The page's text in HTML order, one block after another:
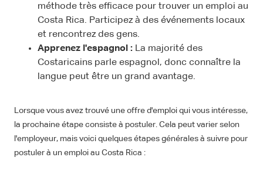
méthode très efficace pour trouver un emploi au
Costa Rica. Participez à des événements locaux
et rencontrez des gens.
Apprenez l'espagnol : La majorité des
Costaricains parle espagnol, donc connaître la
langue peut être un grand avantage.
Lorsque vous avez trouvé une offre d'emploi qui vous intéresse,
la prochaine étape consiste à postuler. Cela peut varier selon
l'employeur, mais voici quelques étapes générales à suivre pour
postuler à un emploi au Costa Rica :